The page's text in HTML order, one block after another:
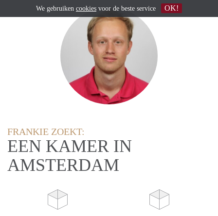
FRANKIE ZOEKT:
EEN KAMER IN
AMSTERDAM
We gebruiken cookies voor de beste service OK!